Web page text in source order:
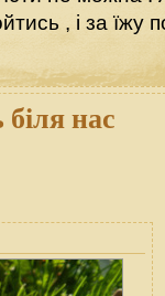
, і за їжу
нас